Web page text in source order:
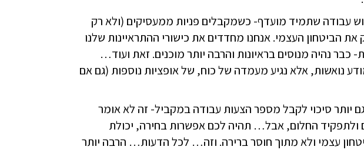
עבודה שתמיד מועדף- כשמקבלים פניות ממעסיקים (ולא רק
הביטחון העצמי. אנחנו מחדדים את כישורי ההתראיינות שלנו
נהיה מנוסים בראיונות והרבה יותר מוכנים. זאת ועוד…
נואשות, אלא נגיע מעמדה של כוח, של אופציות נוספות (גם אם
יותר סיכוי לקבל מספר הצעות עבודה במקביל- זה לא אומר
ולתפקיד החלום, אבל… תהיה לכם אפשרות בחירה, יכולת
עצמי ולא מתוך חוסר ברירה. וזה… לכל הדעות… הרבה יותר